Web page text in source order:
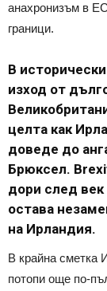
анахронизъм в
граници.
В
изход от
целта как
доведе до
Брюксел.
дори след
остава
на Ирландия.
В крайна сметка
потопи още по-